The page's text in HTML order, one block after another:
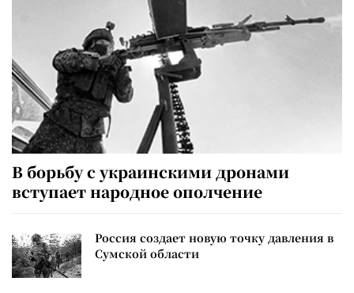
В борьбу с украинскими дронами
вступает народное ополчение
Россия создает новую точку давления в
Сумской области